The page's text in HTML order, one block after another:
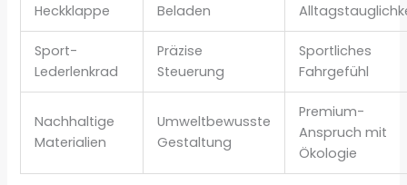
Heckklappe
Beladen
Sport-
Lederlenkrad
Präzise
Steuerung
Sportliches
Fahrgefühl
Nachhaltige
Materialien
Umweltbewusste
Gestaltung
Premium-
Anspruch mit
Ökologie